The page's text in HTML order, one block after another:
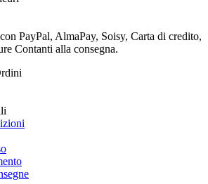
PayPal, AlmaPay, Soisy, Carta di credito,
Contanti alla consegna.